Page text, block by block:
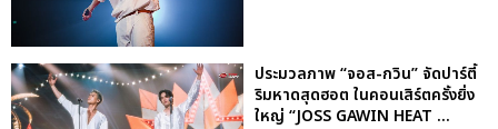
ประมวลภาพ “จอส-กวิน” จัดปาร์ตี้
ริมหาดสุดฮอต ในคอนเสิร์ตครั้งยิ่ง
ใหญ่ “JOSS GAWIN HEAT ...